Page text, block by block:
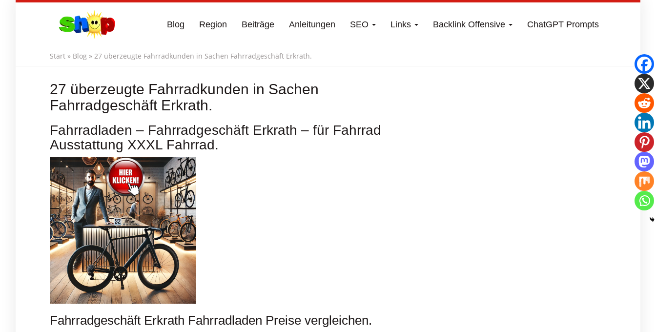
Blog Region Beiträge Anleitungen SEO Links Backlink Offensive ChatGPT Prompts
Start » Blog » 27 überzeugte Fahrradkunden in Sachen Fahrradgeschäft Erkrath.
27 überzeugte Fahrradkunden in Sachen
Fahrradgeschäft Erkrath.
Fahrradladen – Fahrradgeschäft Erkrath – für Fahrrad
Ausstattung XXXL Fahrrad.
Fahrradgeschäft Erkrath Fahrradladen Preise vergleichen.